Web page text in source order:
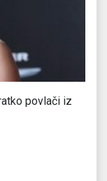
povlači iz